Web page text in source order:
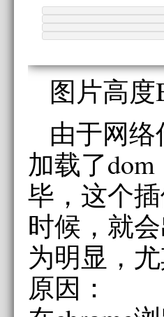
图片高度
由于网
加载了
毕，这个
时候，就
为明显，
原因：